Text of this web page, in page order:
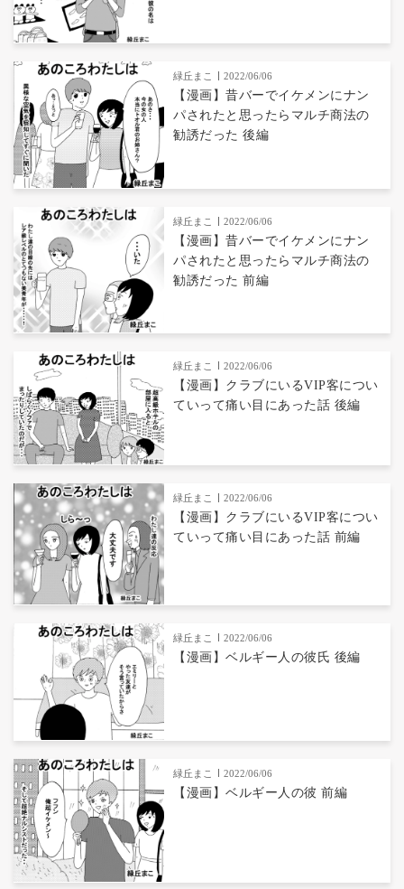
緑丘まこ 2022/06/06
【漫画】昔バーでイケメンにナン
パされたと思ったらマルチ商法の
勧誘だった 後編
緑丘まこ 2022/06/06
【漫画】昔バーでイケメンにナン
パされたと思ったらマルチ商法の
勧誘だった 前編
緑丘まこ 2022/06/06
【漫画】クラブにいるVIP客につい
ていって痛い目にあった話 後編
緑丘まこ 2022/06/06
【漫画】クラブにいるVIP客につい
ていって痛い目にあった話 前編
緑丘まこ 2022/06/06
【漫画】ベルギー人の彼氏 後編
緑丘まこ 2022/06/06
【漫画】ベルギー人の彼 前編